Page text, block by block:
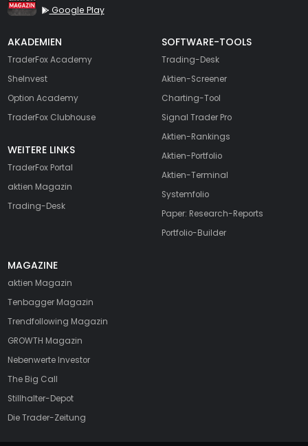
Google Play
AKADEMIEN
TraderFox Academy
SheInvest
Option Academy
TraderFox Clubhouse
WEITERE LINKS
TraderFox Portal
aktien Magazin
Trading-Desk
SOFTWARE-TOOLS
Trading-Desk
Aktien-Screener
Charting-Tool
Signal Trader Pro
Aktien-Rankings
Aktien-Portfolio
Aktien-Terminal
Systemfolio
Paper: Research-Reports
Portfolio-Builder
MAGAZINE
aktien Magazin
Tenbagger Magazin
Trendfollowing Magazin
GROWTH Magazin
Nebenwerte Investor
The Big Call
Stillhalter-Depot
Die Trader-Zeitung